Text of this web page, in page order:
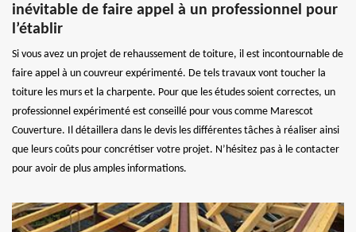
inévitable de faire appel à un professionnel pour
l’établir
Si vous avez un projet de rehaussement de toiture, il est incontournable de
faire appel à un couvreur expérimenté. De tels travaux vont toucher la
toiture les murs et la charpente. Pour que les études soient correctes, un
professionnel expérimenté est conseillé pour vous comme Marescot
Couverture. Il détaillera dans le devis les différentes tâches à réaliser ainsi
que leurs coûts pour concrétiser votre projet. N’hésitez pas à le contacter
pour avoir de plus amples informations.